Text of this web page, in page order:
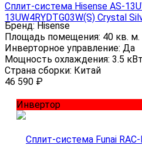
Сплит-система Hisense AS-
13UW4RYDTG03W(S) Crystal
Бренд: Hisense
Площадь помещения: 40 кв. м.
Инверторное управление: Да
Мощность охлаждения: 3.5 кВт
Страна сборки: Китай
46 590 ₽
Инвертор